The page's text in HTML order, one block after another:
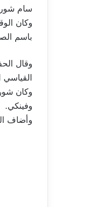
سام شورت
باسم
وقال
وكان
وفينكي.
وأضاف